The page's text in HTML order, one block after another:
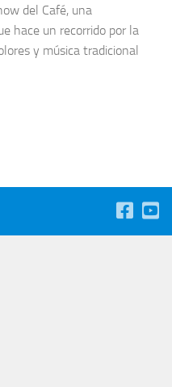
del Café, una
hace un recorrido por la
y música tradicional